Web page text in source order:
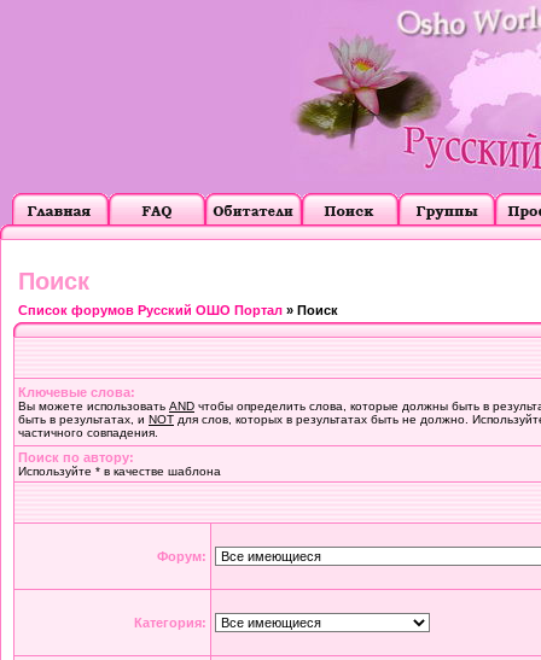
Поиск
Список форумов Русский ОШО Портал » Поиск
Ключевые слова:
Вы можете использовать AND чтобы определить слова, которые должны быть в
быть в результатах, и NOT для слов, которых в результатах быть не должно.
частичного совпадения.
Поиск по автору:
Используйте * в качестве шаблона
Форум:
Категория: